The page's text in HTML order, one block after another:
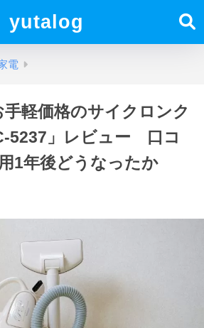
yutalog
電
軽価格のサイクロンク
5237」レビュー 口コ
1年後どうなったか